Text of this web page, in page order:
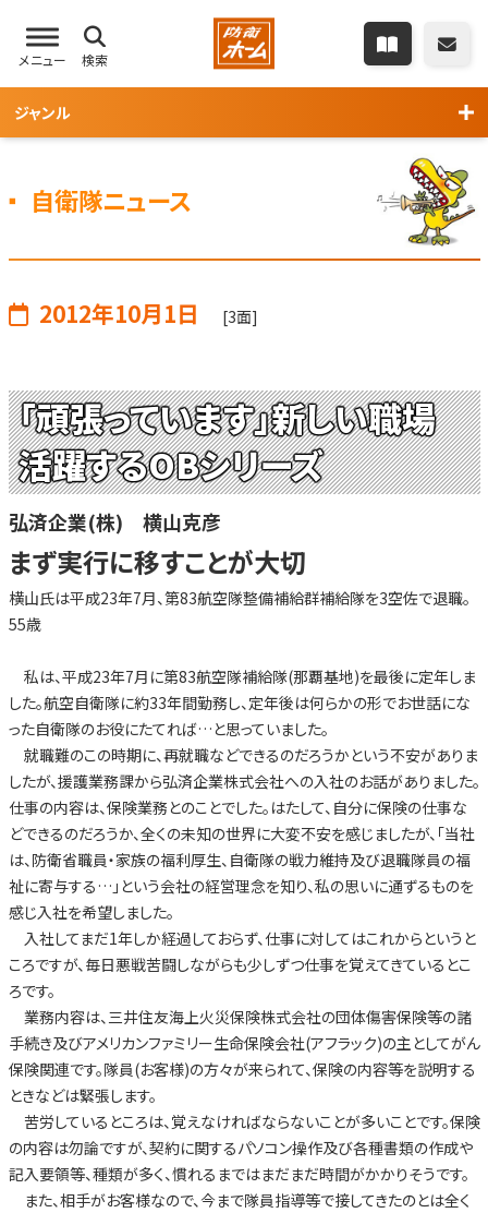
メニュー 検索
ジャンル
自衛隊ニュース
2012年10月1日 [3面]
「頑張っています」新しい職場
活躍するOBシリーズ
弘済企業(株) 横山克彦
まず実行に移すことが大切
横山氏は平成23年7月、第83航空隊整備補給群補給隊を3空佐で退職。
55歳
私は、平成23年7月に第83航空隊補給隊(那覇基地)を最後に定年しま
した。航空自衛隊に約33年間勤務し、定年後は何らかの形でお世話にな
った自衛隊のお役にたてれば…と思っていました。
就職難のこの時期に、再就職などできるのだろうかという不安がありま
したが、援護業務課から弘済企業株式会社への入社のお話がありました。
仕事の内容は、保険業務とのことでした。はたして、自分に保険の仕事な
どできるのだろうか、全くの未知の世界に大変不安を感じましたが、「当社
は、防衛省職員・家族の福利厚生、自衛隊の戦力維持及び退職隊員の福
祉に寄与する…」という会社の経営理念を知り、私の思いに通ずるものを
感じ入社を希望しました。
入社してまだ1年しか経過しておらず、仕事に対してはこれからというと
ころですが、毎日悪戦苦闘しながらも少しずつ仕事を覚えてきているとこ
ろです。
業務内容は、三井住友海上火災保険株式会社の団体傷害保険等の諸
手続き及びアメリカンファミリー生命保険会社(アフラック)の主としてがん
保険関連です。隊員(お客様)の方々が来られて、保険の内容等を説明する
ときなどは緊張します。
苦労しているところは、覚えなければならないことが多いことです。保険
の内容は勿論ですが、契約に関するパソコン操作及び各種書類の作成や
記入要領等、種類が多く、慣れるまではまだまだ時間がかかりそうです。
また、相手がお客様なので、今まで隊員指導等で接してきたのとは全く